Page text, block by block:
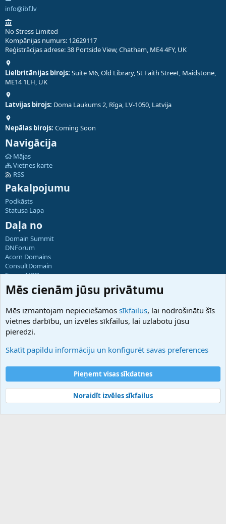
info@ibf.lv
No Stress Limited
Kompānijas numurs: 12629117
Reģistrācijas adrese: 38 Portside View, Chatham, ME4 4FY, UK
Lielbritānijas birojs: Suite M6, Old Library, St Faith Street, Maidstone,
ME14 1LH, UK
Latvijas birojs: Doma Laukums 2, Rīga, LV-1050, Latvija
Nepālas birojs: Coming Soon
Navigācija
Mājas
Vietnes karte
RSS
Pakalpojumu
Podkāsts
Statusa Lapa
Daļa no
Domain Summit
DNForum
Acorn Domains
ConsultDomain
ForumNDD
Domainforum.ro
27.be
Hostmaria
Atbalsts
Palīdzība
Noteikumi un nosacījumi
Privātuma politika
Community platform by XenForo® © 2010-2025 XenForo Ltd.
Mēs cienām jūsu privātumu
Mēs izmantojam nepieciešamos sīkfailus, lai nodrošinātu šīs
vietnes darbību, un izvēles sīkfailus, lai uzlabotu jūsu
pieredzi.
Skatīt papildu informāciju un konfigurēt savas preferences
Pieņemt visas sīkdatnes
Noraidīt izvēles sīkfailus